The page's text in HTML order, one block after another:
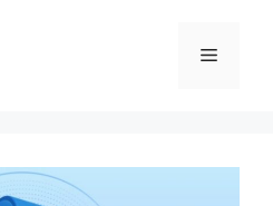
Menu